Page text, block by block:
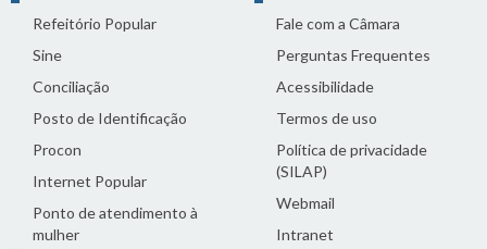
Refeitório Popular
Sine
Conciliação
Posto de Identificação
Procon
Internet Popular
Ponto de atendimento à
mulher
Fale com a Câmara
Perguntas Frequentes
Acessibilidade
Termos de uso
Política de privacidade
(SILAP)
Webmail
Intranet